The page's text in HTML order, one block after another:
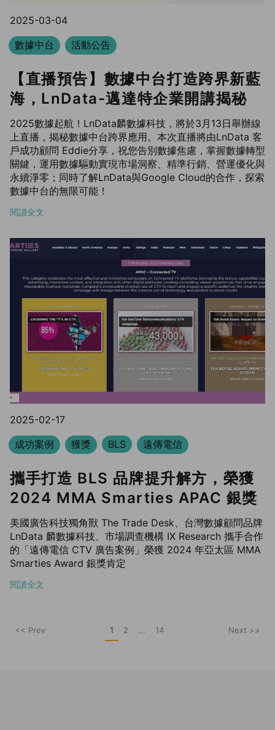
2025-03-04
數據中台
活動公告
【直播預告】數據中台打造跨界新藍
海，LnData-邁達特企業開講揭秘
2025數據起航！LnData麟數據科技，將於3月13日舉辦線
上直播，揭秘數據中台跨界應用。本次直播將由LnData 客
戶成功顧問 Eddie分享，祝您告別數據焦慮，掌握數據轉型
關鍵，運用數據驅動實現市場洞察、精準行銷、營運優化與
永續淨零；同時了解LnData與Google Cloud的合作，探索
數據中台的無限可能！
閱讀全文
2025-02-17
成功案例
獲獎 BLS 遠傳電信
攜手打造 BLS 品牌提升解方，榮獲
2024 MMA Smarties APAC 銀獎
美國廣告科技獨角獸 The Trade Desk、台灣數據顧問品牌
LnData 麟數據科技、市場調查機構 IX Research 攜手合作
的「遠傳電信 CTV 廣告案例」榮獲 2024 年亞太區 MMA
Smarties Award 銀獎肯定
閱讀全文
<< Prev 1 2 ... 14 Next >>